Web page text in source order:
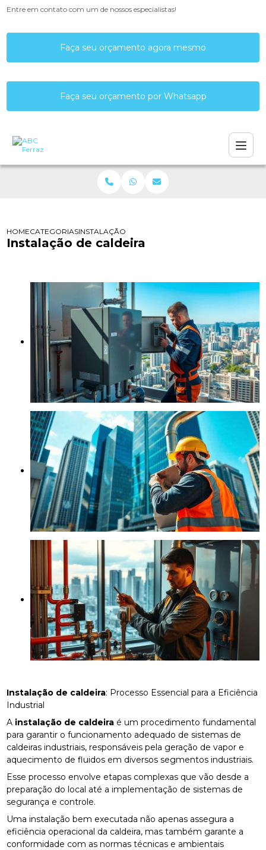
Entre em contato com um de nossos especialistas!
Faça seu orçamento agora mesmo
Faça seu orçamento por Whatsapp
HOMECATEGORIASINSTALAÇÃO DE CALDEIRA
Instalação de caldeira
Instalação de caldeira: Processo Essencial para a Eficiência
Industrial
A instalação de caldeira é um procedimento fundamental
para garantir o funcionamento adequado de sistemas de
caldeiras industriais, responsáveis pela geração de vapor e
aquecimento de fluidos em diversos segmentos industriais.
Esse processo envolve etapas complexas que vão desde a
preparação do local até a implementação de sistemas de
segurança e controle.
Uma instalação bem executada não apenas assegura a
eficiência operacional da caldeira, mas também garante a
conformidade com as normas técnicas e ambientais